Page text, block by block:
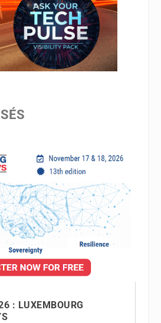
: LUXEMBOURG